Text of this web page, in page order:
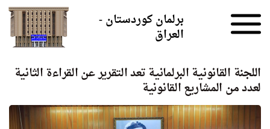
برلمان كوردستان -
العراق
اللجنة القانونية البرلمانية تعد التقرير عن القراءة الثانية
لعدد من المشاريع القانونية